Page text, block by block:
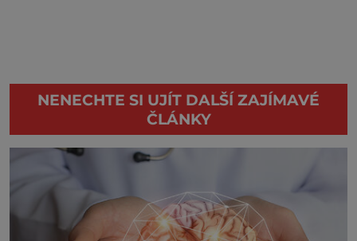
NENECHTE SI UJÍT DALŠÍ ZAJÍMAVÉ
ČLÁNKY